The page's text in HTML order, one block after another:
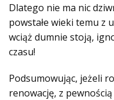
Dlatego nie ma nic
powstałe wieki temu z
wciąż dumnie stoją,
czasu!
Podsumowując, jeżeli
renowację, z